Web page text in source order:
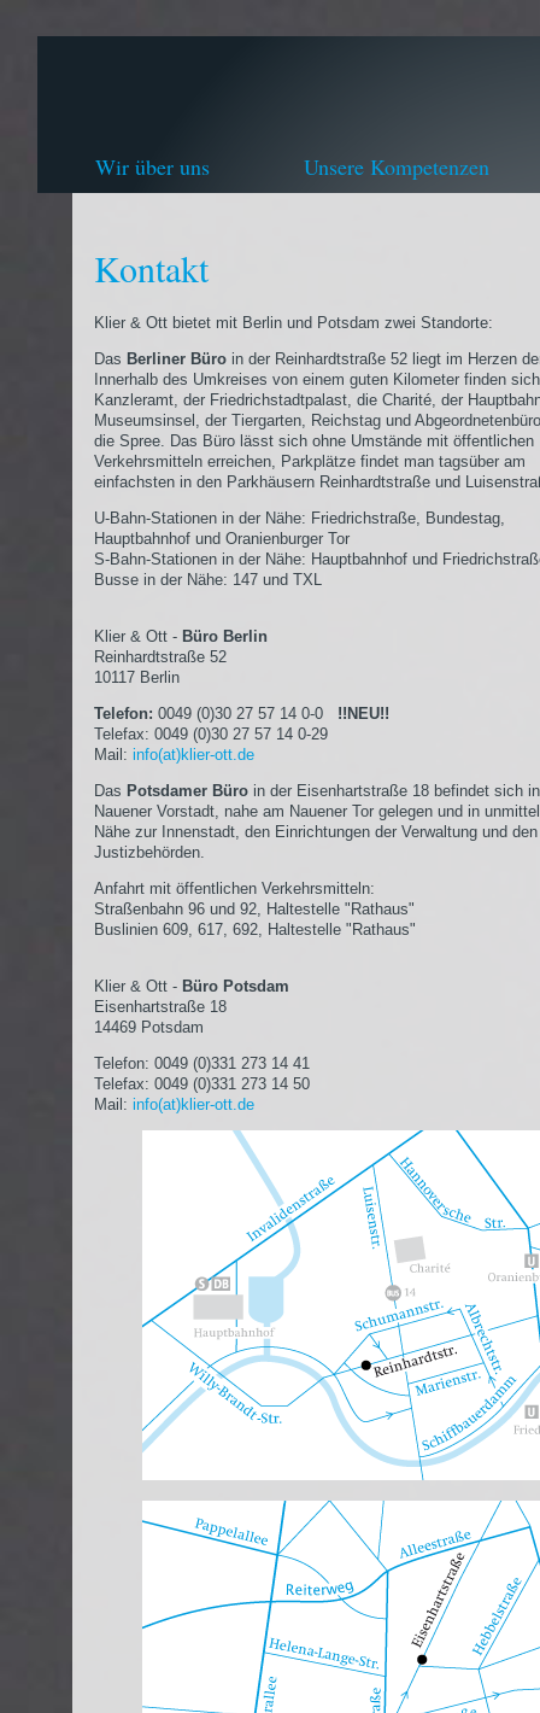
Wir über uns Unsere Kompetenzen
Kontakt
Klier & Ott bietet mit Berlin und Potsdam zwei Standorte:
Das Berliner Büro in der Reinhardtstraße 52 liegt im Herzen
Innerhalb des Umkreises von einem guten Kilometer finden
Kanzleramt, der Friedrichstadtpalast, die Charité, der
Museumsinsel, der Tiergarten, Reichstag und
die Spree. Das Büro lässt sich ohne Umstände mit öffentlichen
Verkehrsmitteln erreichen, Parkplätze findet man tagsüber am
einfachsten in den Parkhäusern Reinhardtstraße und
U-Bahn-Stationen in der Nähe: Friedrichstraße, Bundestag,
Hauptbahnhof und Oranienburger Tor
S-Bahn-Stationen in der Nähe: Hauptbahnhof und
Busse in der Nähe: 147 und TXL
Klier & Ott - Büro Berlin
Reinhardtstraße 52
10117 Berlin
Telefon: 0049 (0)30 27 57 14 0-0 !!NEU!!
Telefax: 0049 (0)30 27 57 14 0-29
Mail: info(at)klier-ott.de
Das Potsdamer Büro in der Eisenhartstraße 18 befindet sich
Nauener Vorstadt, nahe am Nauener Tor gelegen und in
Nähe zur Innenstadt, den Einrichtungen der Verwaltung und den
Justizbehörden.
Anfahrt mit öffentlichen Verkehrsmitteln:
Straßenbahn 96 und 92, Haltestelle "Rathaus"
Buslinien 609, 617, 692, Haltestelle "Rathaus"
Klier & Ott - Büro Potsdam
Eisenhartstraße 18
14469 Potsdam
Telefon: 0049 (0)331 273 14 41
Telefax: 0049 (0)331 273 14 50
Mail: info(at)klier-ott.de